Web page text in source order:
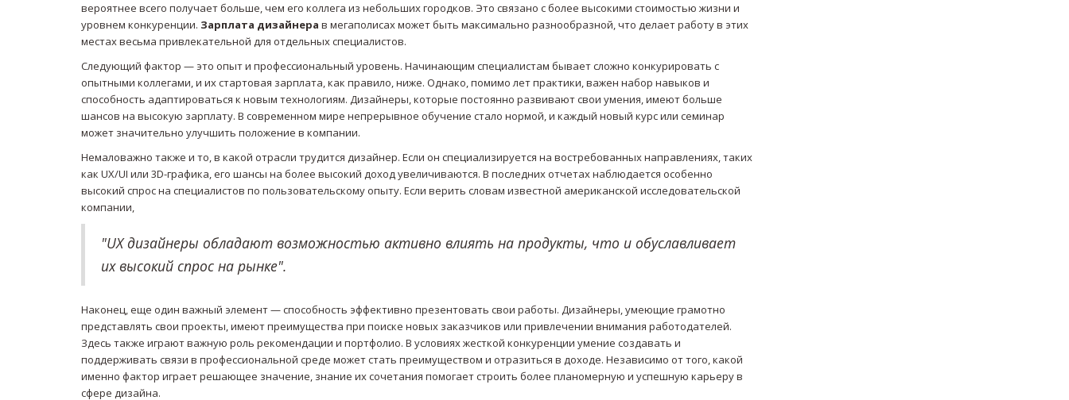
вероятнее всего получает больше, чем его коллега из небольших городков. Это связано с более высокими стоимостью жизни и
уровнем конкуренции. Зарплата дизайнера в мегаполисах может быть максимально разнообразной, что делает работу в этих
местах весьма привлекательной для отдельных специалистов.
Следующий фактор — это опыт и профессиональный уровень. Начинающим специалистам бывает сложно конкурировать с
опытными коллегами, и их стартовая зарплата, как правило, ниже. Однако, помимо лет практики, важен набор навыков и
способность адаптироваться к новым технологиям. Дизайнеры, которые постоянно развивают свои умения, имеют больше
шансов на высокую зарплату. В современном мире непрерывное обучение стало нормой, и каждый новый курс или семинар
может значительно улучшить положение в компании.
Немаловажно также и то, в какой отрасли трудится дизайнер. Если он специализируется на востребованных направлениях, таких
как UX/UI или 3D-графика, его шансы на более высокий доход увеличиваются. В последних отчетах наблюдается особенно
высокий спрос на специалистов по пользовательскому опыту. Если верить словам известной американской исследовательской
компании,
"UX дизайнеры обладают возможностью активно влиять на продукты, что и обуславливает
их высокий спрос на рынке".
Наконец, еще один важный элемент — способность эффективно презентовать свои работы. Дизайнеры, умеющие грамотно
представлять свои проекты, имеют преимущества при поиске новых заказчиков или привлечении внимания работодателей.
Здесь также играют важную роль рекомендации и портфолио. В условиях жесткой конкуренции умение создавать и
поддерживать связи в профессиональной среде может стать преимуществом и отразиться в доходе. Независимо от того, какой
именно фактор играет решающее значение, знание их сочетания помогает строить более планомерную и успешную карьеру в
сфере дизайна.